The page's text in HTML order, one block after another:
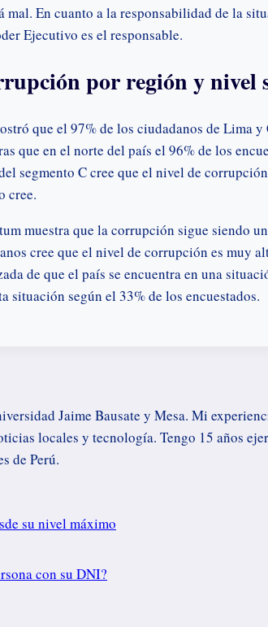
mal. En cuanto a la responsabilidad de la
Ejecutivo es el responsable.
por región y nivel
que el 97% de los ciudadanos de Lima
que en el norte del país el 96% de los
segmento C cree que el nivel de
cree.
muestra que la corrupción sigue siendo
cree que el nivel de corrupción es muy
de que el país se encuentra en una
situación según el 33% de los encuestados.
Jaime Bausate y Mesa. Mi
locales y tecnología. Tengo 15 años
de Perú.
su nivel máximo
con su DNI?